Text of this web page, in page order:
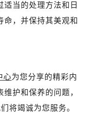
当的处理方法和日
命，并保持其美观和
心为您分享的精彩内
护和保养的问题，
将竭诚为您服务。